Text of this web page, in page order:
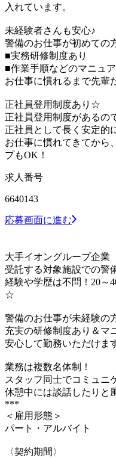
入れています。
未経験者さんも安心♪
警備のお仕事が初めての
■実務研修制度あり
■作業手順などのマニュ
お仕事に慣れるまで先輩
正社員登用制度あり☆
正社員登用制度があるの
正社員として長く安定的
お仕事に慣れてきてから
プもOK！
求人番号
6640143
応募画面に進む
大手イオングループ企業
受託する対象施設での警
経験や学歴は不問！20～
☆
警備のお仕事が未経験の
充実の研修制度あり＆マ
安心して勤務いただけま
業務は複数名体制！
スタッフ同士でコミュニ
休憩中には談話したりと
***
＜雇用形態＞
パート・アルバイト
〈契約期間〉